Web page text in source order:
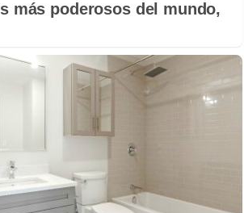
más poderosos del mundo,